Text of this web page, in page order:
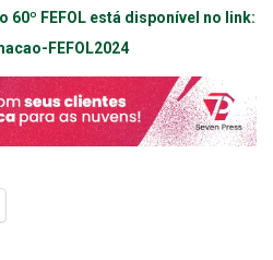
FEFOL está disponível no link:
FEFOL2024